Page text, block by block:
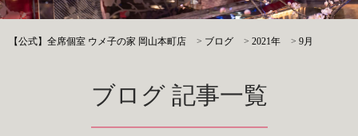
【公式】全席個室 ウメ子の家 岡山本町店 > ブログ >2021年 >9月
ブログ 記事一覧